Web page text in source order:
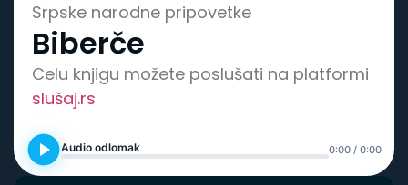
Srpske narodne pripovetke
Biberče
Celu knjigu možete poslušati na platformi
slušaj.rs
Audio odlomak 0:00 / 0:00